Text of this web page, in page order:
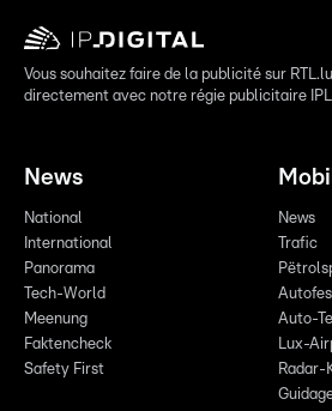
Vous souhaitez faire de la publicité sur
directement avec notre régie publicitaire
News
National
International
Panorama
Tech-World
Meenung
Faktencheck
Safety First
News
Trafic
Auto-
Lux-
Radar-